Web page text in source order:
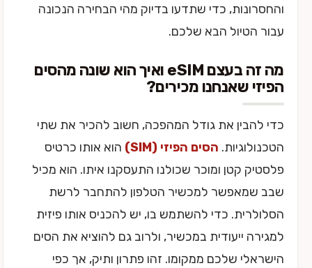
והחסרונות, כדי שתדעו בדיוק מהי הבחירה הנכונה
עבור הטיול הבא שלכם.
מה זה בעצם eSIM ואיך הוא שונה מהסים
הפיזי שאנחנו מכירים?
כדי להבין את גודל המהפכה, חשוב להכיר את שתי
הטכנולוגיות. הסים הפיזי (SIM)
הוא אותו כרטיס
פלסטיק קטן ומוכר שכולנו התעסקנו איתו. הוא מכיל
שבב שמאפשר למכשיר הטלפון להתחבר לרשת
הסלולרית. כדי להשתמש בו, יש להכניס אותו פיזית
למגירה ייעודית במכשיר, ולרוב גם להוציא את הסים
הישראלי שלכם ממקומו. זהו פתרון ותיק, אך כפי